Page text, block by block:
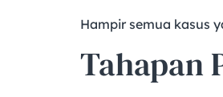
Hampir semua kasus
Tahapan